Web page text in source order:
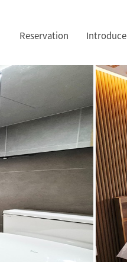
Reservation Introduce